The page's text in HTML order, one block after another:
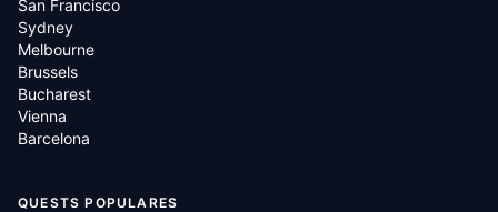
San Francisco
Sydney
Melbourne
Brussels
Bucharest
Vienna
Barcelona
QUESTS POPULARES